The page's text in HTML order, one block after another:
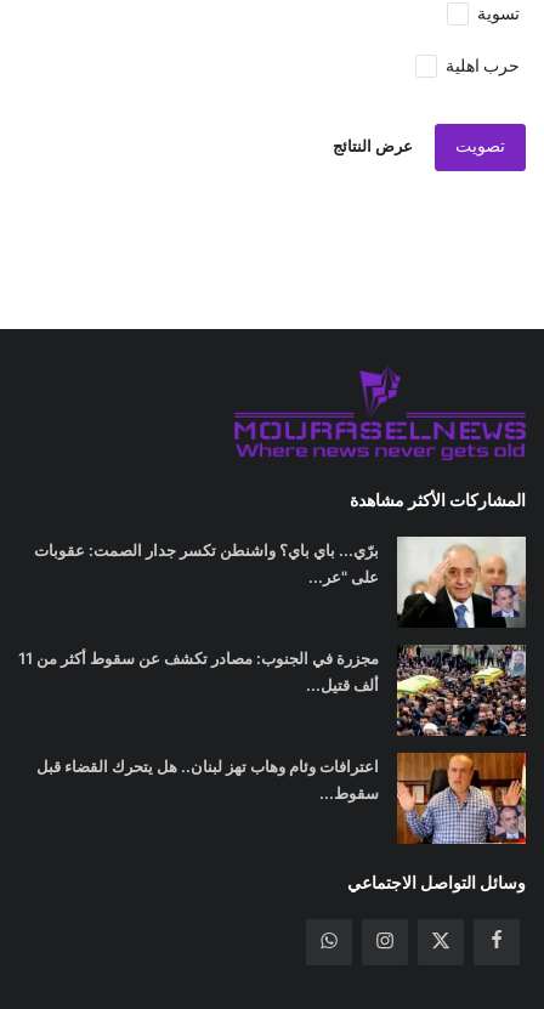
تسوية
حرب اهلية
تصويت عرض النتائج
المشاركات الأكثر مشاهدة
برّي... باي باي؟ واشنطن تكسر جدار الصمت: عقوبات
على "عر...
مجزرة في الجنوب: مصادر تكشف عن سقوط أكثر من 11
ألف قتيل...
اعترافات وئام وهاب تهز لبنان.. هل يتحرك القضاء قبل
سقوط...
وسائل التواصل الاجتماعي